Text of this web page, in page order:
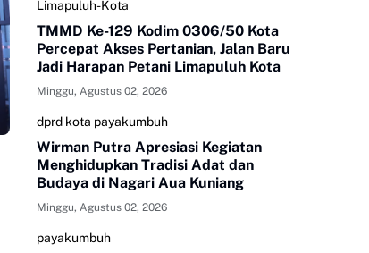
Limapuluh-Kota
TMMD Ke-129 Kodim 0306/50 Kota
Percepat Akses Pertanian, Jalan Baru
Jadi Harapan Petani Limapuluh Kota
Minggu, Agustus 02, 2026
dprd kota payakumbuh
Wirman Putra Apresiasi Kegiatan
Menghidupkan Tradisi Adat dan
Budaya di Nagari Aua Kuniang
Minggu, Agustus 02, 2026
payakumbuh